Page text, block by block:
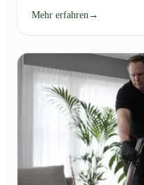
Mehr erfahren→